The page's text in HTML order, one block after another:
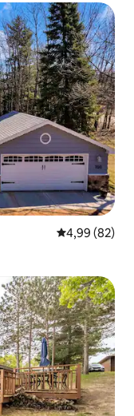
Середня
4,99 (82)